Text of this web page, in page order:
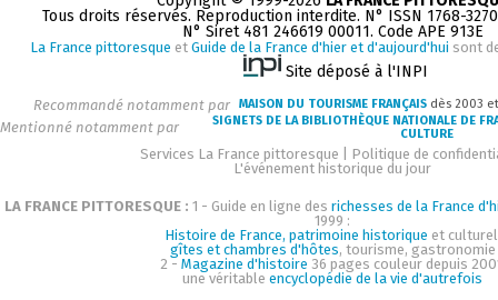
Tous droits réservés. Reproduction interdite. N° ISSN 1768-
N° Siret 481 246619 00011. Code APE 913E
La France pittoresque et Guide de la France d'hier et d'aujourd'hui sont
Site déposé à l'INPI
Recommandé notamment par MAISON DU TOURISME FRANÇAIS dès 2003
Mentionné notamment par
SIGNETS DE LA BIBLIOTHÈQUE NATIONALE DE
CULTURE
Services La France pittoresque
Politique de
L'événement historique du jour
LA FRANCE PITTORESQUE : 1 - Guide en ligne des richesses de la France
1999 :
Histoire de France, patrimoine historique et
gîtes et chambres d'hôtes, tourisme, gastronomie
2 - Magazine d'histoire 36 pages couleur depuis
une véritableencyclopédie de la vie d'autrefois